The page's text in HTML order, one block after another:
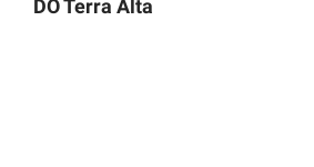
DO Terra Alta